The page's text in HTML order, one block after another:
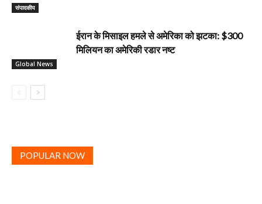
‎संपादकीय
Global News
ईरान के मिसाइल हमले से अमेरिका को झटका: $300
मिलियन का अमेरिकी रडार नष्ट
POPULAR NOW